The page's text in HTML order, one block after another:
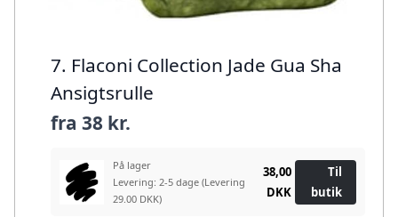
7. Flaconi Collection Jade Gua Sha
Ansigtsrulle
fra 38 kr.
På lager
Levering: 2-5 dage (Levering
29.00 DKK)
38,00
DKK
Til
butik